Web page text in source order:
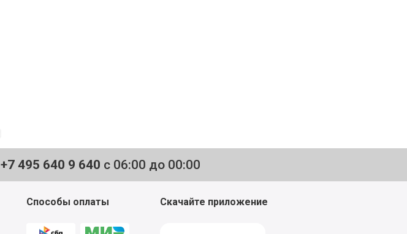
+7 495 640 9 640 с 06:00 до 00:00
Способы оплаты Скачайте приложение